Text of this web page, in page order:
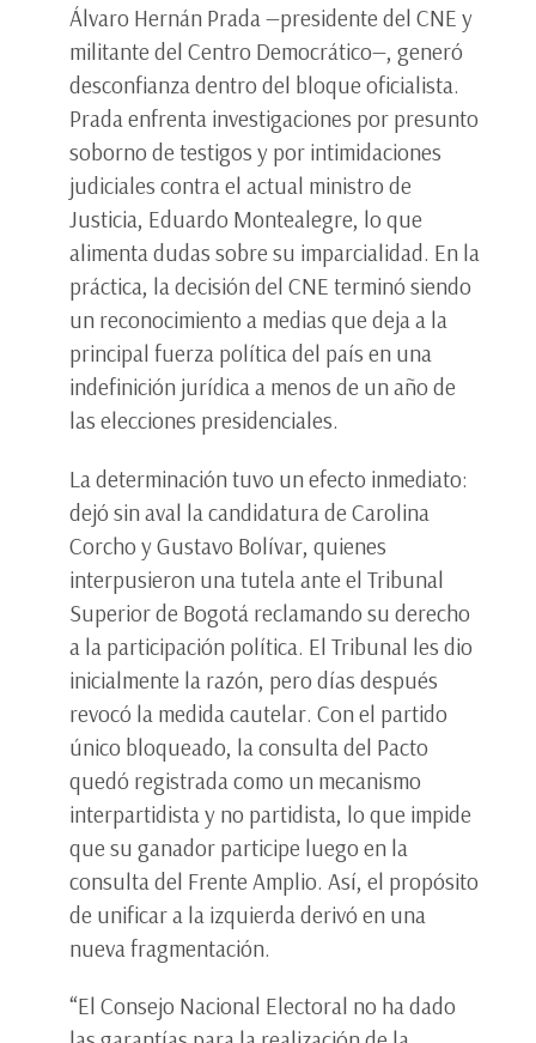
Álvaro Hernán Prada —presidente del CNE y
militante del Centro Democrático—, generó
desconfianza dentro del bloque oficialista.
Prada enfrenta investigaciones por presunto
soborno de testigos y por intimidaciones
judiciales contra el actual ministro de
Justicia, Eduardo Montealegre, lo que
alimenta dudas sobre su imparcialidad. En la
práctica, la decisión del CNE terminó siendo
un reconocimiento a medias que deja a la
principal fuerza política del país en una
indefinición jurídica a menos de un año de
las elecciones presidenciales.
La determinación tuvo un efecto inmediato:
dejó sin aval la candidatura de Carolina
Corcho y Gustavo Bolívar, quienes
interpusieron una tutela ante el Tribunal
Superior de Bogotá reclamando su derecho
a la participación política. El Tribunal les dio
inicialmente la razón, pero días después
revocó la medida cautelar. Con el partido
único bloqueado, la consulta del Pacto
quedó registrada como un mecanismo
interpartidista y no partidista, lo que impide
que su ganador participe luego en la
consulta del Frente Amplio. Así, el propósito
de unificar a la izquierda derivó en una
nueva fragmentación.
“El Consejo Nacional Electoral no ha dado